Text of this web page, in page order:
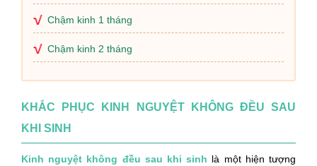
Chậm kinh 1 tháng
Chậm kinh 2 tháng
KHẮC PHỤC KINH NGUYỆT KHÔNG ĐỀU SAU
KHI SINH
Kinh nguyệt không đều sau khi sinh là một hiện tượng